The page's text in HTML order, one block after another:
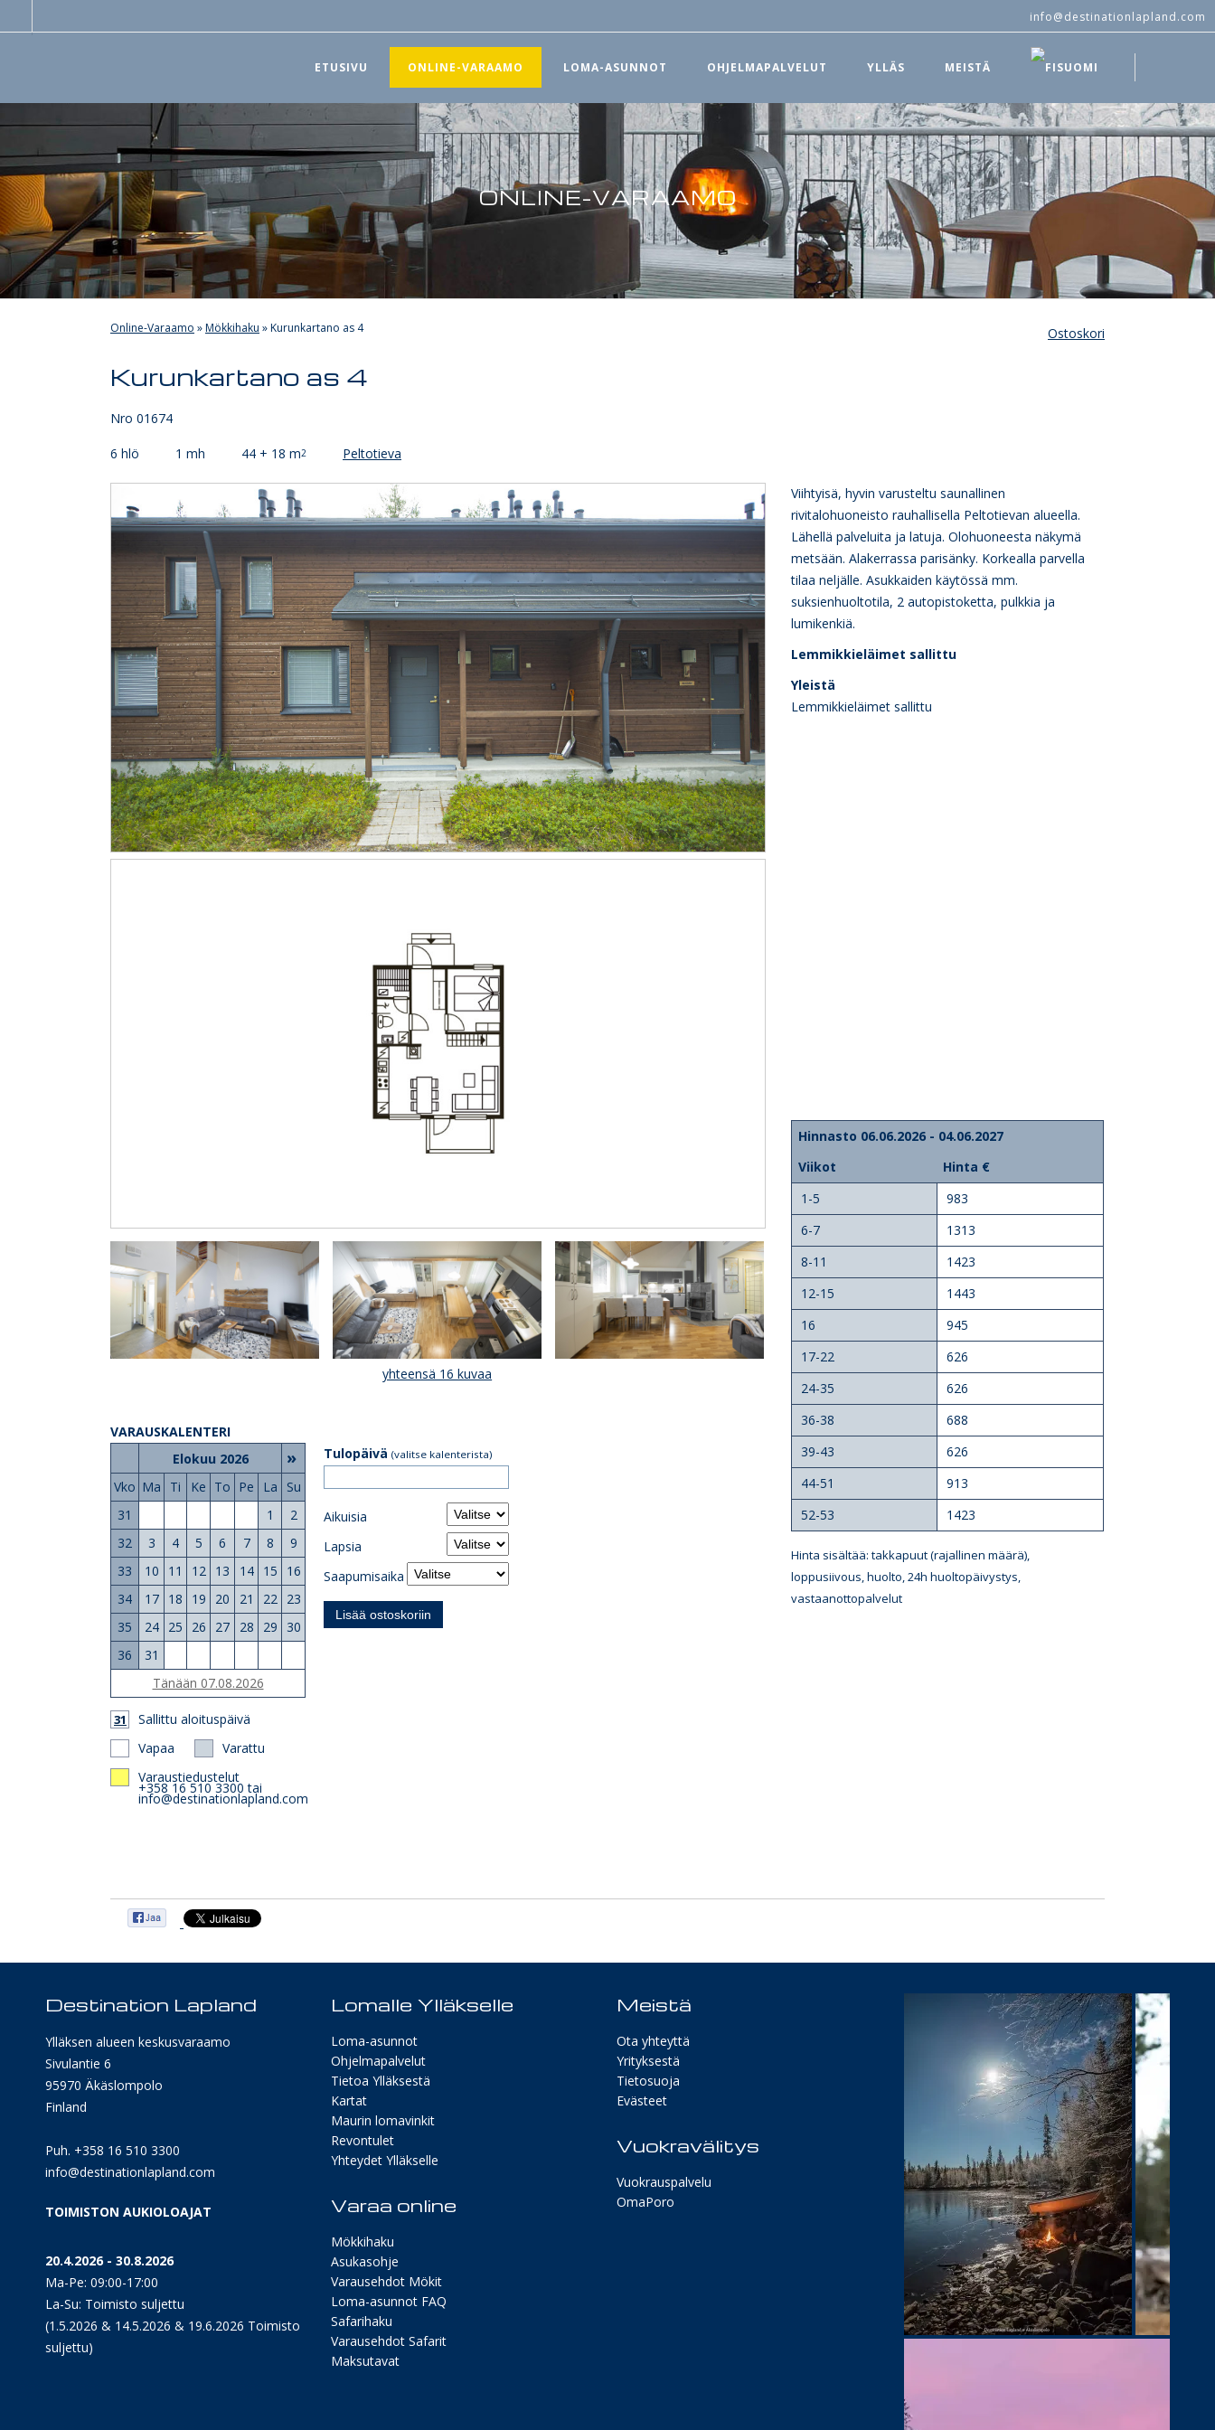
info@destinationlapland.com
ETUSIVU ONLINE-VARAAMO LOMA-ASUNNOT OHJELMAPALVELUT YLLÄS MEISTÄ SUOMI
ONLINE-VARAAMO
Online-Varaamo »Mökkihaku »Kurunkartano as 4 Ostoskori
Kurunkartano as 4
Nro 01674
6 hlö 1 mh 44 + 18 m2 Peltotieva
yhteensä 16 kuvaa
VARAUSKALENTERI
Elokuu 2026
»
Vko Ma Ti Ke To Pe La
Su
31
1
2
32
3 4 5 6 7 8
9
33
10 11 12 13 14 15
16
34
17 18 19 20 21 22
23
35
24 25 26 27 28 29
30
36
31
Tänään 07.08.2026
31
Sallittu aloituspäivä
Vapaa
Varattu
Varaustiedustelut
+358 16 510 3300 tai
info@destinationlapland.com
Tulopäivä (valitse kalenterista)
Aikuisia
Lapsia
Saapumisaika
Viihtyisä, hyvin varusteltu saunallinen
rivitalohuoneisto rauhallisella Peltotievan alueella.
Lähellä palveluita ja latuja. Olohuoneesta näkymä
metsään. Alakerrassa parisänky. Korkealla parvella
tilaa neljälle. Asukkaiden käytössä mm.
suksienhuoltotila, 2 autopistoketta, pulkkia ja
lumikenkiä.
Lemmikkieläimet sallittu
Yleistä
Lemmikkieläimet sallittu
Hinnasto 06.06.2026 - 04.06.2027
Viikot
Hinta €
1-5
983
6-7
1313
8-11
1423
12-15
1443
16
945
17-22
626
24-35
626
36-38
688
39-43
626
44-51
913
52-53
1423
Hinta sisältää: takkapuut (rajallinen määrä),
loppusiivous, huolto, 24h huoltopäivystys,
vastaanottopalvelut
Destination Lapland
Ylläksen alueen keskusvaraamo
Sivulantie 6
95970 Äkäslompolo
Finland
Puh. +358 16 510 3300
info@destinationlapland.com
TOIMISTON AUKIOLOAJAT
20.4.2026 - 30.8.2026
Ma-Pe: 09:00-17:00
La-Su: Toimisto suljettu
(1.5.2026 & 14.5.2026 & 19.6.2026 Toimisto
suljettu)
Lomalle Ylläkselle
Loma-asunnot
Ohjelmapalvelut
Tietoa Ylläksestä
Kartat
Maurin lomavinkit
Revontulet
Yhteydet Ylläkselle
Varaa online
Mökkihaku
Asukasohje
Varausehdot Mökit
Loma-asunnot FAQ
Safarihaku
Varausehdot Safarit
Maksutavat
Meistä
Ota yhteyttä
Yrityksestä
Tietosuoja
Evästeet
Vuokravälitys
Vuokrauspalvelu
OmaPoro